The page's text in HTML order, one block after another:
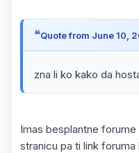
Quote from June 10,
zna li ko kako da
Imas besplantne forume
stranicu pa ti link